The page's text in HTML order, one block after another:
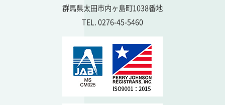
群馬県太田市内ヶ島町1038番地
TEL. 0276-45-5460